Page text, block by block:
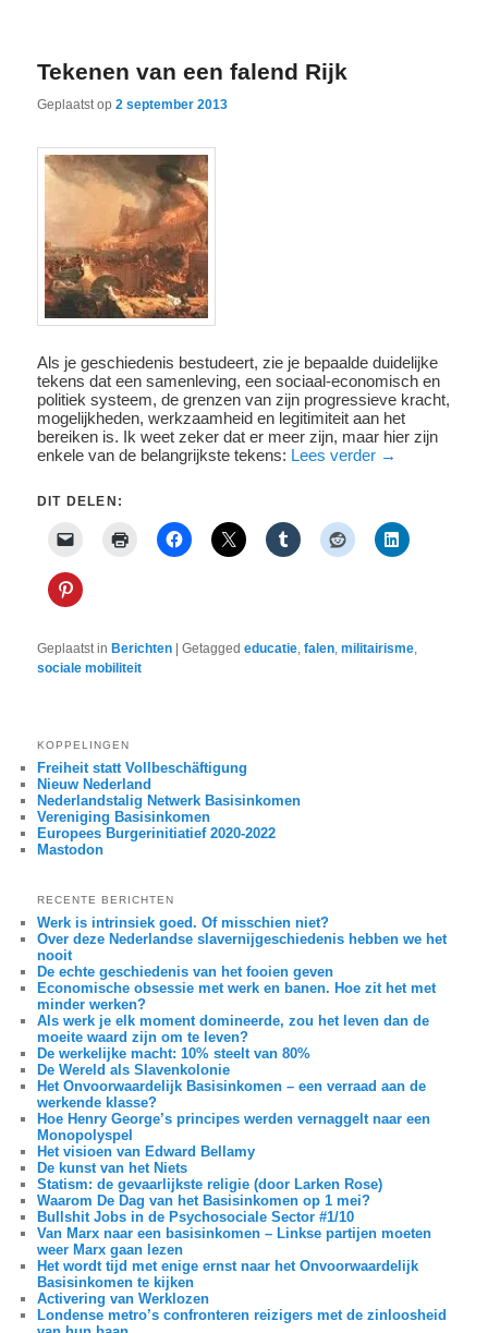
Tekenen van een falend Rijk
Geplaatst op2 september 2013
Als je geschiedenis bestudeert, zie je bepaalde duidelijke
tekens dat een samenleving, een sociaal-economisch en
politiek systeem, de grenzen van zijn progressieve kracht,
mogelijkheden, werkzaamheid en legitimiteit aan het
bereiken is. Ik weet zeker dat er meer zijn, maar hier zijn
enkele van de belangrijkste tekens: Lees verder →
DIT DELEN:
Geplaatst in Berichten |Getagged educatie,falen,militairisme,
sociale mobiliteit
KOPPELINGEN
Freiheit statt Vollbeschäftigung
Nieuw Nederland
Nederlandstalig Netwerk Basisinkomen
Vereniging Basisinkomen
Europees Burgerinitiatief 2020-2022
Mastodon
RECENTE BERICHTEN
Werk is intrinsiek goed. Of misschien niet?
Over deze Nederlandse slavernijgeschiedenis hebben we het
nooit
De echte geschiedenis van het fooien geven
Economische obsessie met werk en banen. Hoe zit het met
minder werken?
Als werk je elk moment domineerde, zou het leven dan de
moeite waard zijn om te leven?
De werkelijke macht: 10% steelt van 80%
De Wereld als Slavenkolonie
Het Onvoorwaardelijk Basisinkomen – een verraad aan de
werkende klasse?
Hoe Henry George’s principes werden vernaggelt naar een
Monopolyspel
Het visioen van Edward Bellamy
De kunst van het Niets
Statism: de gevaarlijkste religie (door Larken Rose)
Waarom De Dag van het Basisinkomen op 1 mei?
Bullshit Jobs in de Psychosociale Sector #1/10
Van Marx naar een basisinkomen – Linkse partijen moeten
weer Marx gaan lezen
Het wordt tijd met enige ernst naar het Onvoorwaardelijk
Basisinkomen te kijken
Activering van Werklozen
Londense metro’s confronteren reizigers met de zinloosheid